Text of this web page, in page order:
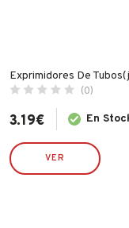
Exprimidores De
(0)
3.19€ En
VER